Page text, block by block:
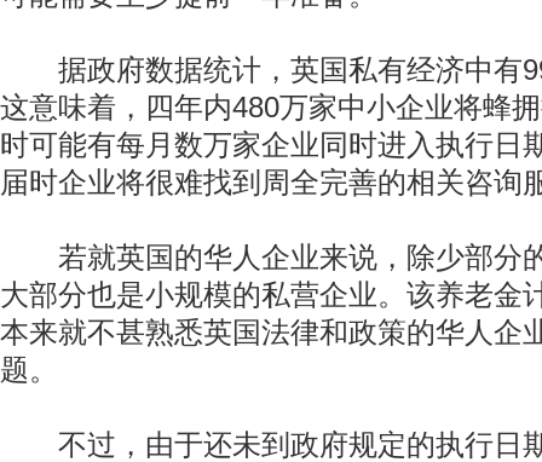
据政府数据统计，英国私有经济中有
这意味着，四年内480万家中小企业将蜂
时可能有每月数万家企业同时进入执行日
届时企业将很难找到周全完善的相关咨询
若就英国的华人企业来说，除少部分
大部分也是小规模的私营企业。该养老金
本来就不甚熟悉英国法律和政策的华人企
题。
不过，由于还未到政府规定的执行日